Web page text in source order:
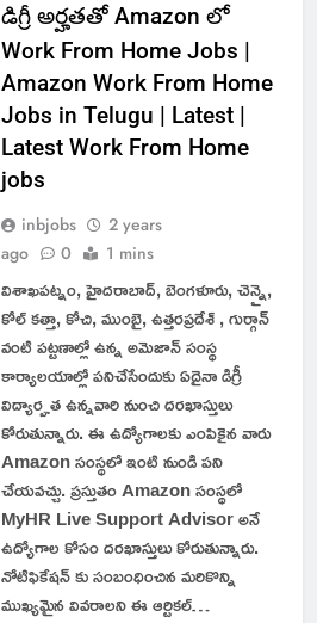
డిగ్రీ అర్హతతో Amazon లో
Work From Home Jobs |
Amazon Work From Home
Jobs in Telugu | Latest |
Latest Work From Home
jobs
inbjobs
2 years
ago
0 1 mins
విశాఖపట్నం, హైదరాబాద్, బెంగళూరు, చెన్నై,
కోల్ కత్తా, కోచి, ముంబై, ఉత్తరప్రదేశ్ , గుర్గాన్
వంటి పట్టణాల్లో ఉన్న అమెజాన్ సంస్థ
కార్యాలయాల్లో పనిచేసేందుకు ఏదైనా డిగ్రీ
విద్యార్హత ఉన్నవారి నుంచి దరఖాస్తులు
కోరుతున్నారు. ఈ ఉద్యోగాలకు ఎంపికైన వారు
Amazon సంస్థలో ఇంటి నుండి పని
చేయవచ్చు. ప్రస్తుతం Amazon సంస్థలో
MyHR Live Support Advisor అనే
ఉద్యోగాల కోసం దరఖాస్తులు కోరుతున్నారు.
నోటిఫికేషన్ కు సంబంధించిన మరికొన్ని
ముఖ్యమైన వివరాలని ఈ ఆర్టికల్…